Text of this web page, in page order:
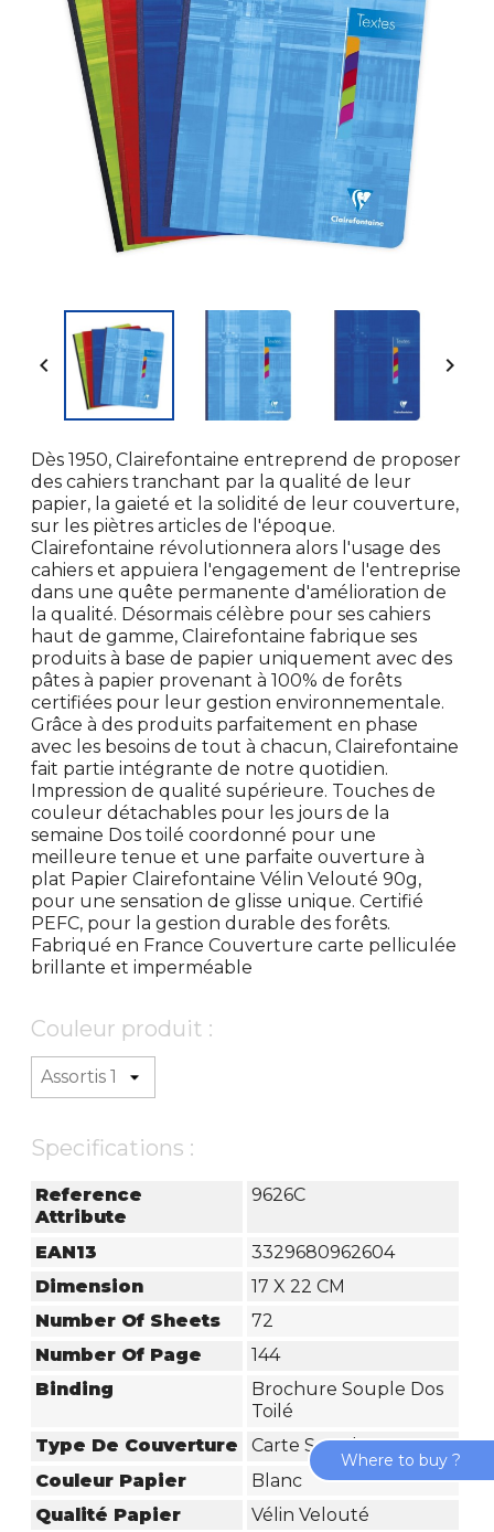
 
Dès 1950, Clairefontaine entreprend de proposer
des cahiers tranchant par la qualité de leur
papier, la gaieté et la solidité de leur couverture,
sur les piètres articles de l'époque.
Clairefontaine révolutionnera alors l'usage des
cahiers et appuiera l'engagement de l'entreprise
dans une quête permanente d'amélioration de
la qualité. Désormais célèbre pour ses cahiers
haut de gamme, Clairefontaine fabrique ses
produits à base de papier uniquement avec des
pâtes à papier provenant à 100% de forêts
certifiées pour leur gestion environnementale.
Grâce à des produits parfaitement en phase
avec les besoins de tout à chacun, Clairefontaine
fait partie intégrante de notre quotidien.
Impression de qualité supérieure. Touches de
couleur détachables pour les jours de la
semaine Dos toilé coordonné pour une
meilleure tenue et une parfaite ouverture à
plat Papier Clairefontaine Vélin Velouté 90g,
pour une sensation de glisse unique. Certifié
PEFC, pour la gestion durable des forêts.
Fabriqué en France Couverture carte pelliculée
brillante et imperméable
Couleur produit :
Specifications :
Reference
Attribute
9626C
EAN13
3329680962604
Dimension
17 X 22 CM
Number Of Sheets
72
Number Of Page
144
Binding
Brochure Souple Dos
Toilé
Type De Couverture
Carte Souple
Couleur Papier
Blanc
Qualité Papier
Vélin Velouté
Where to buy ?